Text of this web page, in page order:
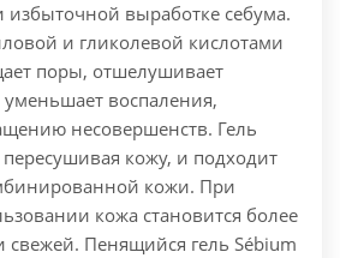
избыточной выработке себума.
и гликолевой кислотами
поры, отшелушивает
воспаления,
несовершенств. Гель
пересушивая кожу, и подходит
кожи. При
кожа становится более
свежей. Пенящийся гель Sébium